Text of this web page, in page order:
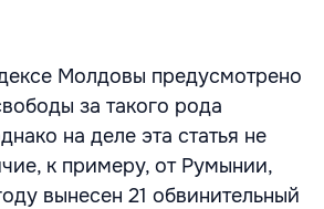
Молдовы предусмотрено
за такого рода
на деле эта статья не
к примеру, от Румынии,
вынесен 21 обвинительный